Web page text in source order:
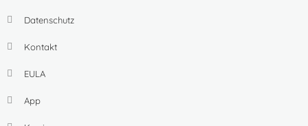
Datenschutz
Kontakt
EULA
App